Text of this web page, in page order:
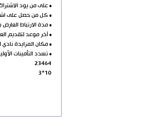
• على من يود الاشتراك في المزاد مراجعة
• كل من حصل على
• مدة الارتباط العارض بعرضه / 90 / يوماً
• آخر موعد لتقديم العروض الساعة 12 ظهراً من يوم المزاد
• مكان المزايدة نادي
• تسدد التأمينات الأولية في حساب نادي
23464
10*3